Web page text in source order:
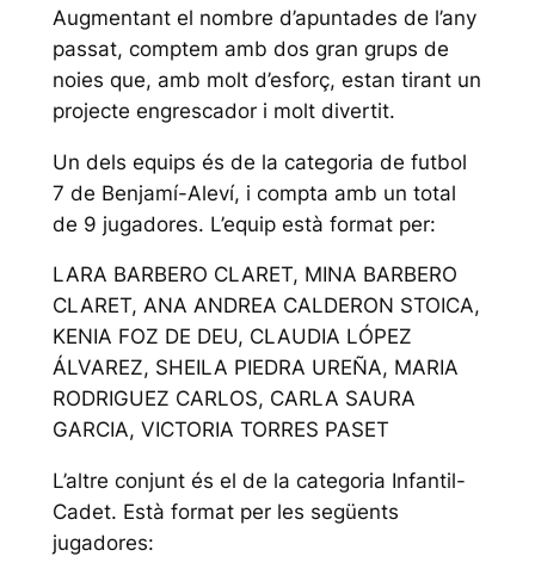
Augmentant el nombre d’apuntades de l’any
passat, comptem amb dos gran grups de
noies que, amb molt d’esforç, estan tirant un
projecte engrescador i molt divertit.
Un dels equips és de la categoria de futbol
7 de Benjamí-Aleví, i compta amb un total
de 9 jugadores. L’equip està format per:
LARA BARBERO CLARET, MINA BARBERO
CLARET, ANA ANDREA CALDERON STOICA,
KENIA FOZ DE DEU, CLAUDIA LÓPEZ
ÁLVAREZ, SHEILA PIEDRA UREÑA, MARIA
RODRIGUEZ CARLOS, CARLA SAURA
GARCIA, VICTORIA TORRES PASET
L’altre conjunt és el de la categoria Infantil-
Cadet. Està format per les següents
jugadores: